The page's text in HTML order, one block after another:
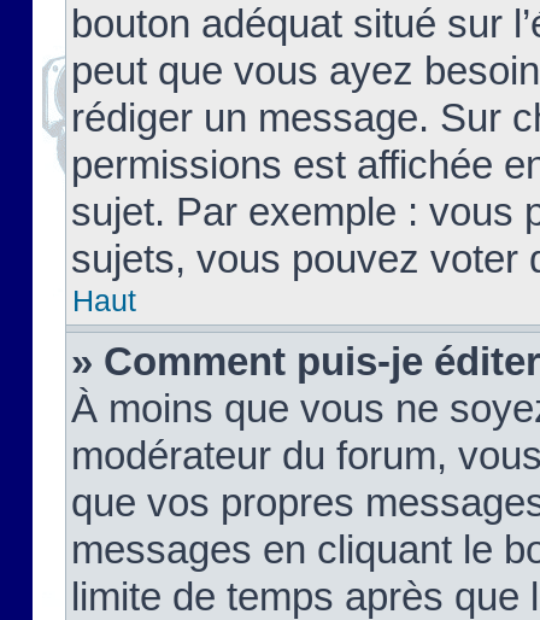
bouton adéquat situé sur
peut que vous ayez
rédiger un message. Sur
permissions est affichée
sujet. Par exemple : vous
sujets, vous pouvez voter
Haut
» Comment puis-je
À moins que vous ne
modérateur du forum,
que vos propres
messages en cliquant le
limite de temps après que